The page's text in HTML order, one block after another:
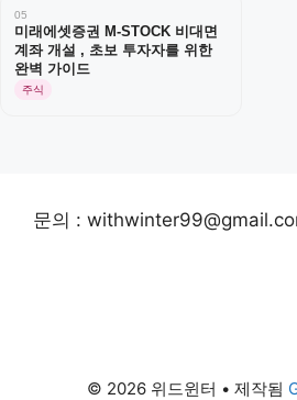
05
미래에셋증권 M-STOCK 비대면
계좌 개설 , 초보 투자자를 위한
완벽 가이드
주식
문의 :
© 2026 위드윈터 • 제작됨